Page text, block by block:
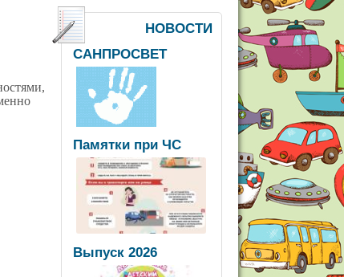
НОВОСТИ
САНПРОСВЕТ
Памятки при ЧС
Выпуск 2026